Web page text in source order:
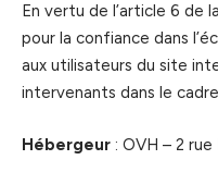
En vertu de l’article 6 de
pour la confiance dans
aux utilisateurs du site
intervenants dans le
Hébergeur : OVH – 2